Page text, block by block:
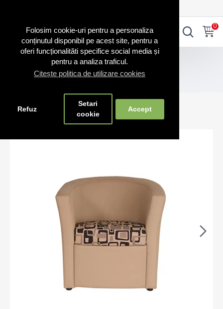
Folosim cookie-uri pentru a personaliza
conținutul disponibil pe acest site, pentru a
oferi funcționalităti specifice social media și
pentru a analiza traficul.
Citește politica de utilizare cookies
Refuz
Setari
cookie
Accept
0
Scaune RO
Canapele și fotolii fabricate în România – confort și stil
Fotoliu Mont Martre Plus100